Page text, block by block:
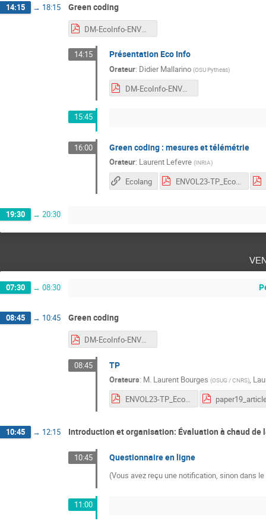
14:15 → 18:15 Green coding
DM-EcoInfo-ENVOL-Oct2023-V3.pdf
14:15 Présentation Eco Info
Orateur: Didier Mallarino (OSU Pytheas)
DM-EcoInfo-ENVOL-Oct2023-V3.pdf
15:45
16:00 Green coding : mesures et télémétrie
Orateur: Laurent Lefevre (INRIA)
Ecolang ENVOL23-TP_EcoLang.pdf
19:30 → 20:30
07:30 → 08:30
08:45 → 10:45 Green coding
DM-EcoInfo-ENVOL-Oct2023-V3.pdf
08:45 TP
Orateurs: M. Laurent Bourges (OSUG / CNRS),
ENVOL23-TP_EcoLang.pdf
10:45 → 12:15 Introduction et organisation: Évaluation à chaud de
10:45 Questionnaire en ligne
(Vous avez reçu une notification, sinon dans
11:00